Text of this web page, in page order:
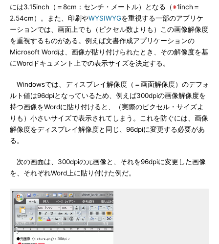
には3.15inch（＝8cm：センチ・メートル）となる（※1inch＝
2.54cm）。また、印刷やWYSIWYGを重視する一部のアプリケ
ーションでは、画面上でも（ピクセル数よりも）この画像解像度
を重視するものがある。例えば文書作成アプリケーションの
Microsoft Wordは、画像が貼り付けられたとき、その解像度を基
にWordドキュメント上での表示サイズを決定する。
Windowsでは、ディスプレイ解像度（＝画面解像度）のデフォ
ルト値は96dpiとなっているため、例えば300dpiの画像解像度を
持つ画像をWordに貼り付けると、（実際のピクセル・サイズよ
りも）小さいサイズで表示されてしまう。これを防ぐには、画像
解像度をディスプレイ解像度と同じ、96dpiに変更する必要があ
る。
次の画面は、300dpiの元画像と、それを96dpiに変更した画像
を、それぞれWord上に貼り付けた例だ。